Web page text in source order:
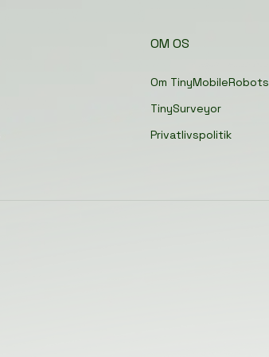
OM OS
Om TinyMobileRobots
TinySurveyor
Privatlivspolitik